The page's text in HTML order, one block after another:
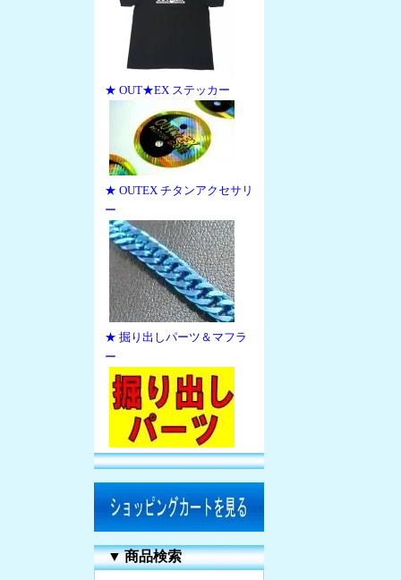
★ OUT★EX ステッカー
★ OUTEX チタンアクセサリ
ー
★ 掘り出しパーツ＆マフラ
ー
▼商品検索